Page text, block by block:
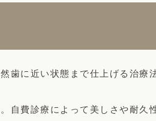
歯に近い状態まで仕上げる治療
自費診療によって美しさや耐久